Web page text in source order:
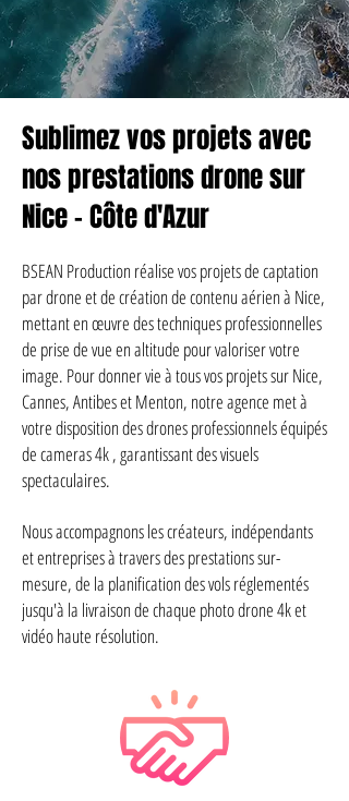
Sublimez vos projets avec
nos prestations drone sur
Nice - Côte d'Azur
BSEAN Production réalise vos projets de captation
par drone et de création de contenu aérien à Nice,
mettant en œuvre des techniques professionnelles
de prise de vue en altitude pour valoriser votre
image. Pour donner vie à tous vos projets sur Nice,
Cannes, Antibes et Menton, notre agence met à
votre disposition des drones professionnels équipés
de cameras 4k , garantissant des visuels
spectaculaires.
Nous accompagnons les créateurs, indépendants
et entreprises à travers des prestations sur-
mesure, de la planification des vols réglementés
jusqu'à la livraison de chaque photo drone 4k et
vidéo haute résolution.